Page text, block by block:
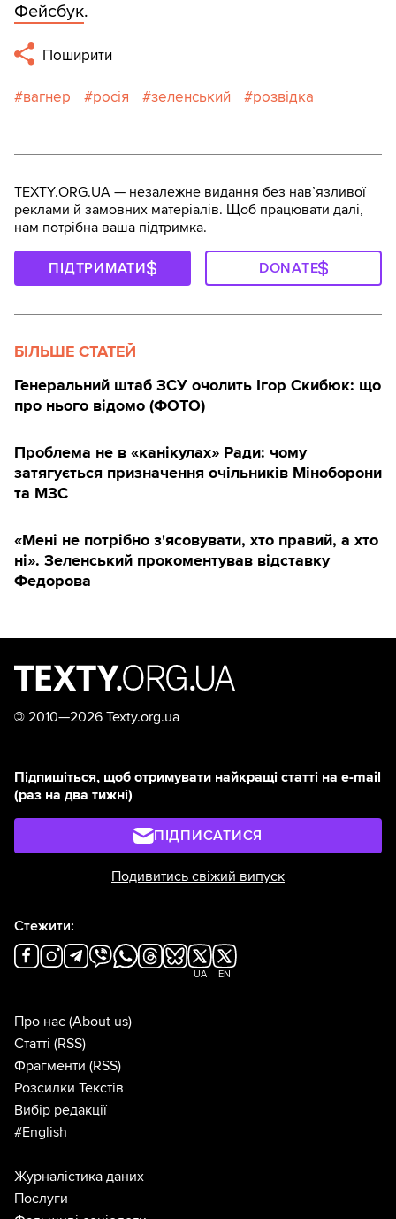
Фейсбук.
Поширити
вагнер росія зеленський розвідка
TEXTY.ORG.UA — незалежне видання без навʼязливої
реклами й замовних матеріалів. Щоб працювати далі,
нам потрібна ваша підтримка.
ПІДТРИМАТИ DONATE
БІЛЬШЕ СТАТЕЙ
Генеральний штаб ЗСУ очолить Ігор Скибюк: що
про нього відомо (ФОТО)
Проблема не в «канікулах» Ради: чому
затягується призначення очільників Міноборони
та МЗС
«Мені не потрібно з'ясовувати, хто правий, а хто
ні». Зеленський прокоментував відставку
Федорова
© 2010—2026 Texty.org.ua
Підпишіться, щоб отримувати найкращі статті на e-mail
(раз на два тижні)
ПІДПИСАТИСЯ
Подивитись свіжий випуск
Стежити:
UA EN
Про нас (About us)
Статті (RSS)
Фрагменти (RSS)
Розсилки Текстів
Вибір редакції
#English
Журналістика даних
Послуги